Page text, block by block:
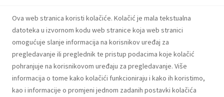
Ova web stranica koristi kolačiće. Kolačić je mala tekstualna
datoteka u izvornom kodu web stranice koja web stranici
omogućuje slanje informacija na korisnikov uređaj za
pregledavanje ili preglednik te pristup podacima koje kolačić
pohranjuje na korisnikovom uređaju za pregledavanje. Više
informacija o tome kako kolačići funkcioniraju i kako ih koristimo,
kao i informacije o promjeni jednom zadanih postavki kolačića
prvom polugodištu 2026.